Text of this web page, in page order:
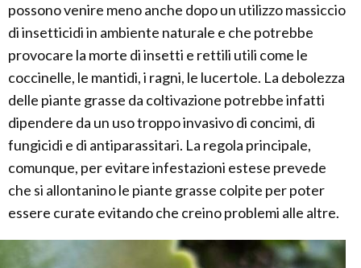
possono venire meno anche dopo un utilizzo massiccio
di insetticidi in ambiente naturale e che potrebbe
provocare la morte di insetti e rettili utili come le
coccinelle, le mantidi, i ragni, le lucertole. La debolezza
delle piante grasse da coltivazione potrebbe infatti
dipendere da un uso troppo invasivo di concimi, di
fungicidi e di antiparassitari. La regola principale,
comunque, per evitare infestazioni estese prevede
che si allontanino le piante grasse colpite per poter
essere curate evitando che creino problemi alle altre.